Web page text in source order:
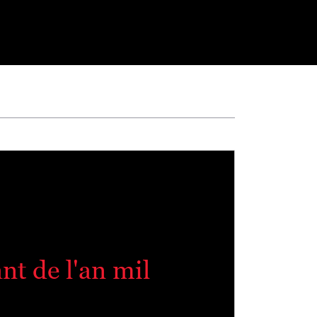
de l'an mil